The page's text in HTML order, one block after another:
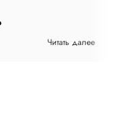
Читать далее